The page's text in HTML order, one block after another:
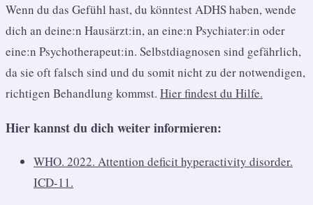
Wenn du das Gefühl hast, du könntest ADHS haben, wende
dich an deine:n Hausärzt:in, an eine:n Psychiater:in oder
eine:n Psychotherapeut:in. Selbstdiagnosen sind gefährlich,
da sie oft falsch sind und du somit nicht zu der notwendigen,
richtigen Behandlung kommst. Hier findest du Hilfe.
Hier kannst du dich weiter informieren:
WHO. 2022. Attention deficit hyperactivity disorder.
ICD-11.